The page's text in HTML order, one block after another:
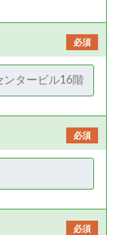
必須
必須
必須